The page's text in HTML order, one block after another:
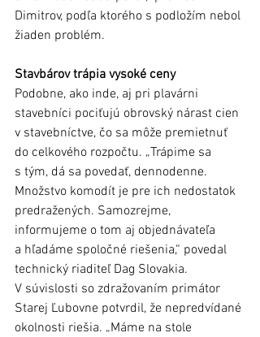
Dimitrov, podľa ktorého s podložím nebol
žiaden problém.
Stavbárov trápia vysoké ceny
Podobne, ako inde, aj pri plavárni
stavebníci pociťujú obrovský nárast cien
v stavebníctve, čo sa môže premietnuť
do celkového rozpočtu. „Trápime sa
s tým, dá sa povedať, dennodenne.
Množstvo komodít je pre ich nedostatok
predražených. Samozrejme,
informujeme o tom aj objednávateľa
a hľadáme spoločné riešenia,“ povedal
technický riaditeľ Dag Slovakia.
V súvislosti so zdražovaním primátor
Starej Ľubovne potvrdil, že nepredvídané
okolnosti riešia. „Máme na stole